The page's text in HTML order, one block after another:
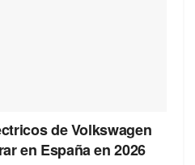
de Volkswagen
en España en 2026